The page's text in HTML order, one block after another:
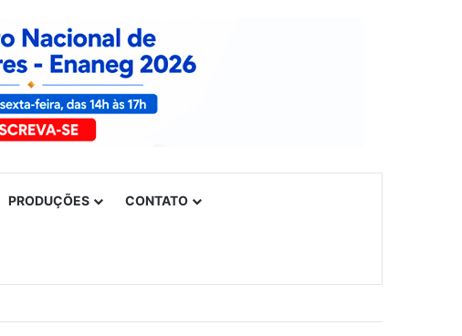
PRODUÇÕES CONTATO